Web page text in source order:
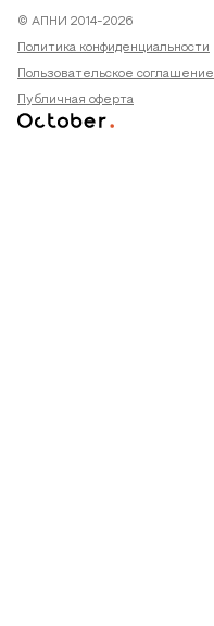
© АПНИ 2014-2026
Политика конфиденциальности
Пользовательское соглашение
Публичная оферта